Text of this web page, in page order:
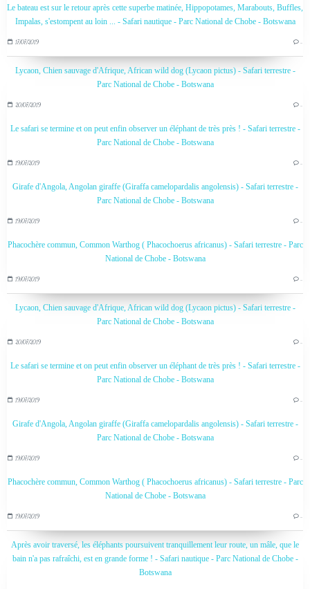
Le bateau est sur le retour après cette superbe matinée, Hippopotames, Marabouts, Buffles,
Impalas, s'estompent au loin ... - Safari nautique - Parc National de Chobe - Botswana
17/07/2019 …
Lycaon, Chien sauvage d'Afrique, African wild dog (Lycaon pictus) - Safari terrestre -
Parc National de Chobe - Botswana
20/07/2019 …
Le safari se termine et on peut enfin observer un éléphant de très près ! - Safari terrestre -
Parc National de Chobe - Botswana
19/07/2019 …
Girafe d'Angola, Angolan giraffe (Giraffa camelopardalis angolensis) - Safari terrestre -
Parc National de Chobe - Botswana
19/07/2019 …
Phacochère commun, Common Warthog ( Phacochoerus africanus) - Safari terrestre - Parc
National de Chobe - Botswana
19/07/2019 …
Lycaon, Chien sauvage d'Afrique, African wild dog (Lycaon pictus) - Safari terrestre -
Parc National de Chobe - Botswana
20/07/2019 …
Le safari se termine et on peut enfin observer un éléphant de très près ! - Safari terrestre -
Parc National de Chobe - Botswana
19/07/2019 …
Girafe d'Angola, Angolan giraffe (Giraffa camelopardalis angolensis) - Safari terrestre -
Parc National de Chobe - Botswana
19/07/2019 …
Phacochère commun, Common Warthog ( Phacochoerus africanus) - Safari terrestre - Parc
National de Chobe - Botswana
19/07/2019 …
Après avoir traversé, les éléphants poursuivent tranquillement leur route, un mâle, que le
bain n'a pas rafraîchi, est en grande forme ! - Safari nautique - Parc National de Chobe -
Botswana